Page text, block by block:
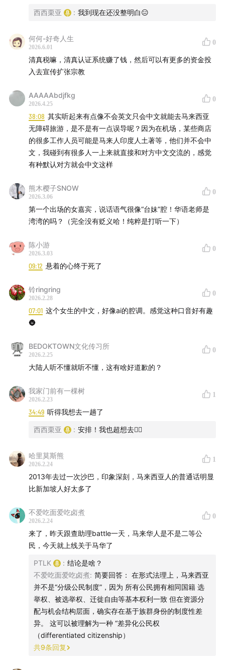
中国品牌案例：霸王茶姬和极兔，怎么被当成“本地
49:21 用一句话来总结马来西亚
淡米尔小学
指马来西亚的一类以泰米尔语（Tamil）为教学语言的小
学，属于国家认可的国民型小学之一，主要服务印度族裔
社区儿童。
Maggi
在马来西亚日常口语中，“Maggi”既是雀巢旗下的方便快
词，不管实际是不是这个品牌的产品。换句话说，当地人
说“吃Maggi面”时，往往指的就是任何牌子的快熟面。这
惯。
“Pampers”本身是宝洁公司（Procter & Gamble）旗下全
球知名的纸尿裤品牌，但在马来西亚等地区的日常交流
“Pampers”，即使并不是这个品牌的产品。
Tupperware
“Tupperware”是一个美国家居用品品牌，以塑料食品容器
和密封保鲜盒闻名。虽然它是一个特定公司的品牌，但在
马来西亚（以及新加坡/东南亚部分地区）的日常口语里，
统称为“Tupperware”，不拘泥于实际品牌。
“清真（Halal）”在阿拉伯语中意为“允许的”，是一种确保
食品或产品符合伊斯兰教法标准的认证。持有此认证意味
着产品符合穆斯林教规的成分与生产方式要求。
JAKIM 清真认证
是马来西亚伊斯兰发展局（JAKIM）颁发的官方清真认
西西栗亚 : 我到现在还没整明白😑
何何-好奇人生
2026.6.01
0
清真税嘛，清真认证系统赚了钱，然后可以有更多的资金投
入去宣传扩张宗教
AAAAAbdjfkg
2026.4.25
0
38:08 其实听起来有点像不会英文只会中文就能去马来西亚
无障碍旅游，是不是有一点误导呢？因为在机场，某些商店
的很多工作人员可能是马来人印度人土著等，他们并不会中
文，我碰到有很多人一上来就直接和对方中文交流的，感觉
有种默认对方就会中文这样
熊木樱子SNOW
2026.3.06
0
第一个出场的女嘉宾，说话语气很像“台妹”腔！华语老师是
湾湾的吗？（完全没有贬义哈！纯粹是打听一下）
陈小游
2026.3.03
0
09:12 悬着的心终于死了
铃ringring
2026.2.28
0
07:01 这个女生的中文，好像ai的腔调。感觉这种口音好有趣
🌚
BEDOKTOWN文化传习所
2026.2.25
0
大陆人听不懂就听不懂，这有啥好道歉的？
我家门前有一棵树
2026.2.23
1
34:49 听得我想去一趟了
西西栗亚 : 安排！我也超想去🙂‍↕️
哈里莫斯熊
2026.2.24
1
2013年去过一次沙巴，印象深刻，马来西亚人的普通话明显
比新加坡人好太多了
不爱吃面爱吃卤煮
2026.2.24
0
来了，昨天跟查助理battle一天，马来华人是不是二等公
民，今天就上线关于马华了
PTLK : 结论是啥？
不爱吃面爱吃卤煮: 简要回答： 在形式法理上，马来西亚
并不是“分级公民制度”，因为 所有公民拥有相同国籍 选
举权、被选举权、迁徙自由等基本权利一致 但在资源分
配与机会结构层面，确实存在基于族群身份的制度性差
异。 这可以被理解为一种 “差异化公民权
（differentiated citizenship）
共9条回复